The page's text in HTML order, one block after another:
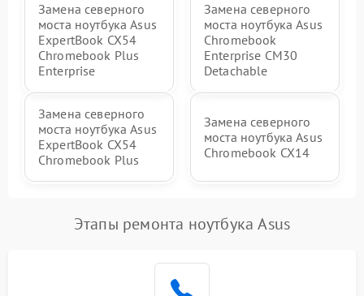
Замена северного
моста ноутбука Asus
ExpertBook CX54
Chromebook Plus
Enterprise
Замена северного
моста ноутбука Asus
Chromebook
Enterprise CM30
Detachable
Замена северного
моста ноутбука Asus
ExpertBook CX54
Chromebook Plus
Замена северного
моста ноутбука Asus
Chromebook CX14
Этапы ремонта ноутбука Asus